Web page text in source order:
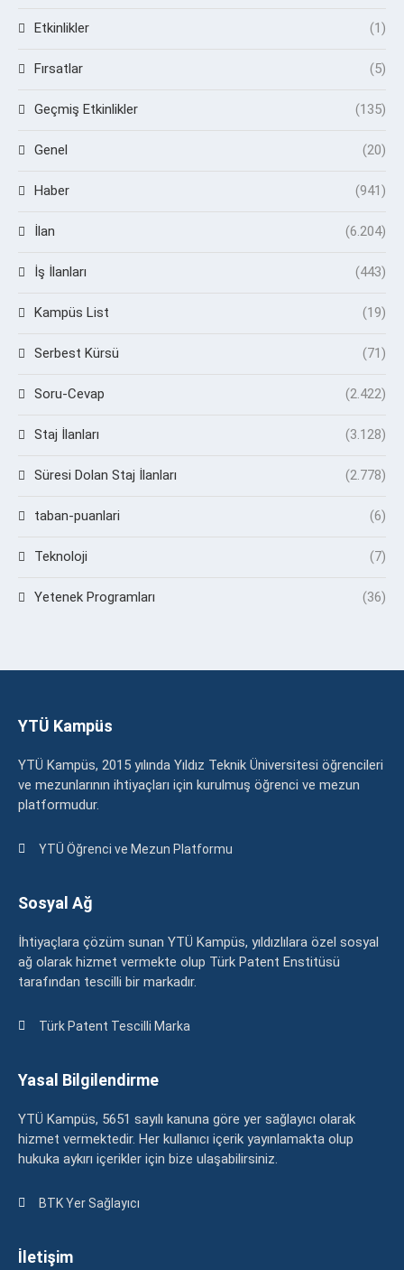
Etkinlikler (1)
Fırsatlar (5)
Geçmiş Etkinlikler (135)
Genel (20)
Haber (941)
İlan (6.204)
İş İlanları (443)
Kampüs List (19)
Serbest Kürsü (71)
Soru-Cevap (2.422)
Staj İlanları (3.128)
Süresi Dolan Staj İlanları (2.778)
taban-puanlari (6)
Teknoloji (7)
Yetenek Programları (36)
YTÜ Kampüs
YTÜ Kampüs, 2015 yılında Yıldız Teknik Üniversitesi öğrencileri
ve mezunlarının ihtiyaçları için kurulmuş öğrenci ve mezun
platformudur.
YTÜ Öğrenci ve Mezun Platformu
Sosyal Ağ
İhtiyaçlara çözüm sunan YTÜ Kampüs, yıldızlılara özel sosyal
ağ olarak hizmet vermekte olup Türk Patent Enstitüsü
tarafından tescilli bir markadır.
Türk Patent Tescilli Marka
Yasal Bilgilendirme
YTÜ Kampüs, 5651 sayılı kanuna göre yer sağlayıcı olarak
hizmet vermektedir. Her kullanıcı içerik yayınlamakta olup
hukuka aykırı içerikler için bize ulaşabilirsiniz.
BTK Yer Sağlayıcı
İletişim